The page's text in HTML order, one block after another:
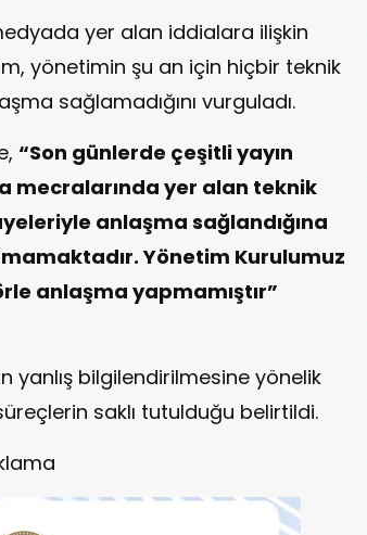
yer alan iddialara ilişkin
yönetimin şu an için hiçbir teknik
sağlamadığını vurguladı.
“Son günlerde çeşitli yayın
mecralarında yer alan teknik
anlaşma sağlandığına
Yönetim Kurulumuz
anlaşma yapmamıştır”
yanlış bilgilendirilmesine yönelik
saklı tutulduğu belirtildi.